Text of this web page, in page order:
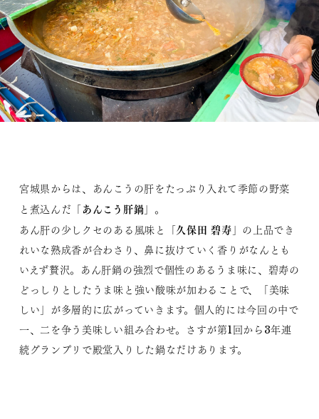
宮城県からは、あんこうの肝をたっぷり入れて季節の野菜
と煮込んだ「あんこう肝鍋」。
あん肝の少しクセのある風味と「久保田 碧寿 」の上品でき
れいな熟成香が合わさり、鼻に抜けていく香りがなんとも
いえず贅沢。あん肝鍋の強烈で個性のあるうま味に、碧寿の
どっしりとしたうま味と強い酸味が加わることで、「美味
しい」が多層的に広がっていきます。個人的には今回の中で
一、二を争う美味しい組み合わせ。さすが第1回から3年連
続グランプリで殿堂入りした鍋なだけあります。